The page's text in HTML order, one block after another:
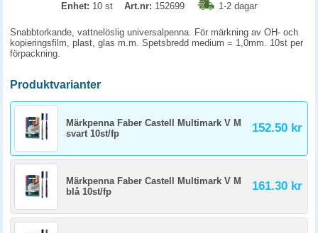
Enhet: 10 st Art.nr: 152699 1-2 dagar
Snabbtorkande, vattnelöslig universalpenna. För märkning av OH- och
kopieringsfilm, plast, glas m.m. Spetsbredd medium = 1,0mm. 10st per
förpackning.
Produktvarianter
Märkpenna Faber Castell Multimark V M
svart 10st/fp
152.50 kr
Märkpenna Faber Castell Multimark V M
blå 10st/fp
161.30 kr